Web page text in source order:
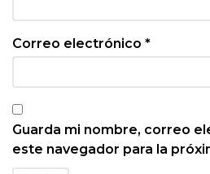
Correo electrónico *
Guarda mi nombre, correo
este navegador para la